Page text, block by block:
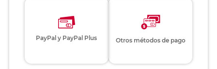
PayPal y PayPal Plus Otros métodos de pago